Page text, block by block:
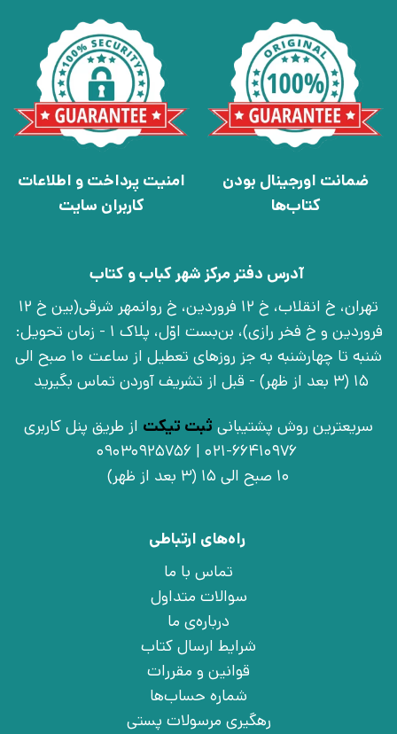
ضمانت اورجینال بودن
کتاب‌ها
امنیت پرداخت و اطلاعات
کاربران سایت
آدرس دفتر مرکز شهر کباب و کتاب
تهران، خ انقلاب، خ 12 فروردین، خ روانمهر شرقی(بین خ 12
فروردین و خ فخر رازی)، بن‌بست اوّل، پلاک 1 - زمان تحویل:
شنبه تا چهارشنبه به جز روزهای تعطیل از ساعت 10 صبح الی
15 (3 بعد از ظهر) - قبل از تشریف آوردن تماس بگیرید
سریعترین روش پشتیبانی ثبت تیکت از طریق پنل کاربری
021-66410976 | 09030925756
10 صبح الی 15 (3 بعد از ظهر)
راه‌های ارتباطی
تماس با ما
سوالات متداول
درباره‌ی ما
شرایط ارسال کتاب
قوانین و مقررات
شماره حساب‌ها
رهگیری مرسولات پستی